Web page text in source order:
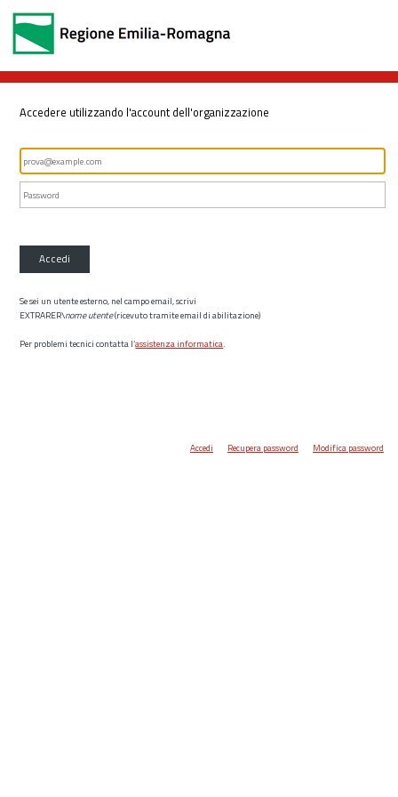
Accedere utilizzando l'account dell'organizzazione
Accedi
Se sei un utente esterno, nel campo email, scrivi
EXTRARER\nome utente(ricevuto tramite email di abilitazione)
Per problemi tecnici contatta l’assistenza informatica.
Accedi Recupera password Modifica password